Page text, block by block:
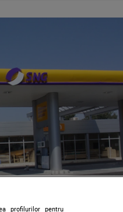
profilurilor pentru